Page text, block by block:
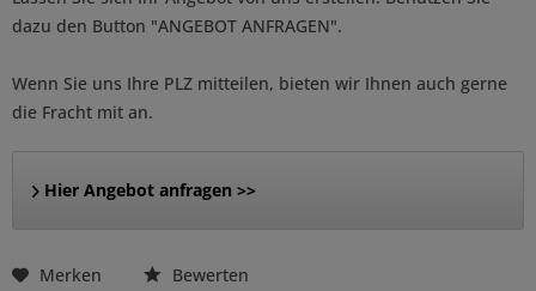
dazu den Button "ANGEBOT ANFRAGEN".
Wenn Sie uns Ihre PLZ mitteilen, bieten wir Ihnen auch gerne
die Fracht mit an.
Hier Angebot anfragen >>
Merken Bewerten